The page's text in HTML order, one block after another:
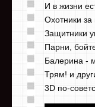
И в жизни
Охотники
Защитники
Парни,
Балерина -
Трям! и
3D по-